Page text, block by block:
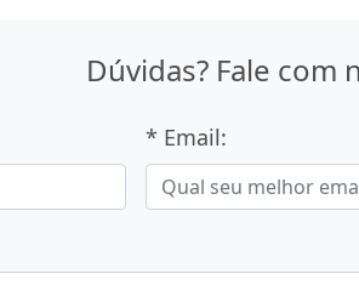
Dúvidas? Fale com
* Email: